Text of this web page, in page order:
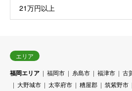
21万円以上
エリア
福岡エリア 福岡市 糸島市 福津市 古
大野城市
太宰府市 糟屋郡 筑紫野市